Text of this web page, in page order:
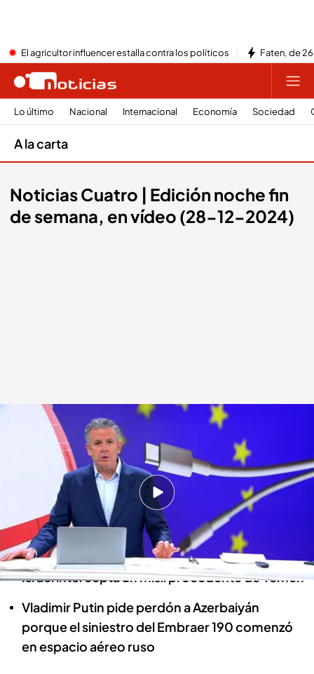
El agricultor influencer estalla contra los políticos Faten, de
Lo último Nacional Internacional Economía Sociedad
A la carta
Noticias Cuatro | Edición noche fin
de semana, en vídeo (28-12-2024)
Las noticias, de la mano de Roberto Arce Noticias Cuatro
Redacción digital Noticias Cuatro
29 DIC 2024 - 11:12h.
Muere un preso negro tras recibir una brutal
paliza en un nuevo caso de violencia policial en
EEUU
Israel intercepta un misil procedente de Yemen
Vladimir Putin pide perdón a Azerbaiyán
porque el siniestro del Embraer 190 comenzó
en espacio aéreo ruso